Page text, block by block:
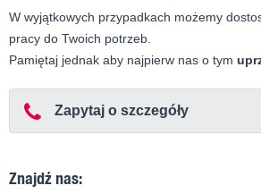
W wyjątkowych przypadkach możemy
pracy do Twoich potrzeb.
Pamiętaj jednak aby najpierw nas o tym
Zapytaj o szczegóły
Znajdź nas: